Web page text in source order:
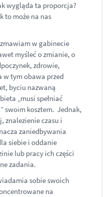
wygląda ta proporcja?
to może na nas
w gabinecie
myśleć o zmianie, o
zdrowie,
w tym obawa przed
byciu nazwaną
„musi spełniać
swoim kosztem. Jednak,
znalezienie czasu i
zaniedbywania
siebie i oddanie
lub pracy ich części
zadania.
sobie swoich
na